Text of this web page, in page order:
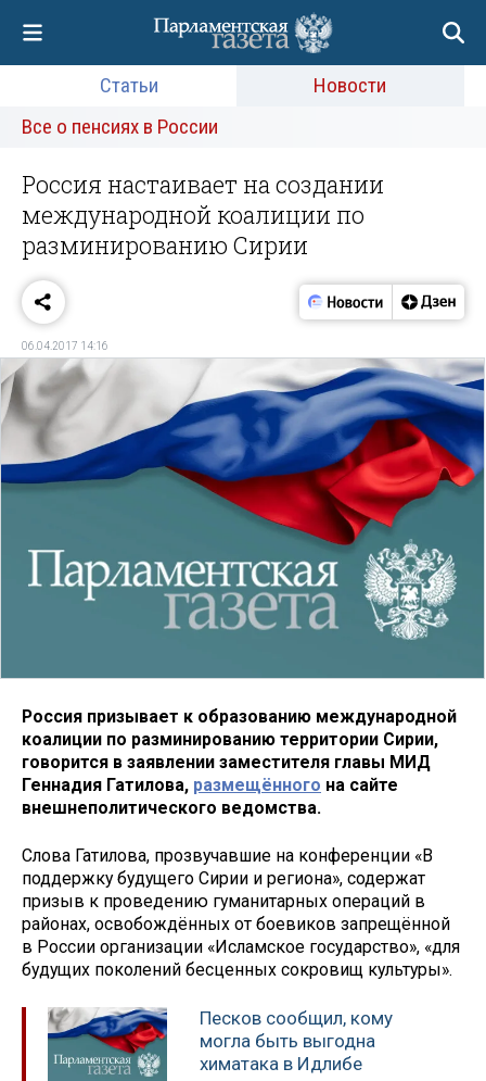
Статьи
Новости
Все о пенсиях в России
Россия настаивает на создании
международной коалиции по
разминированию Сирии
06.04.2017 14:16
Россия призывает к образованию международной
коалиции по разминированию территории Сирии,
говорится в заявлении заместителя главы МИД
Геннадия Гатилова, размещённого на сайте
внешнеполитического ведомства.
Слова Гатилова, прозвучавшие на конференции «В
поддержку будущего Сирии и региона», содержат
призыв к проведению гуманитарных операций в
районах, освобождённых от боевиков запрещённой
в России организации «Исламское государство», «для
будущих поколений бесценных сокровищ культуры».
Песков сообщил, кому
могла быть выгодна
химатака в Идлибе